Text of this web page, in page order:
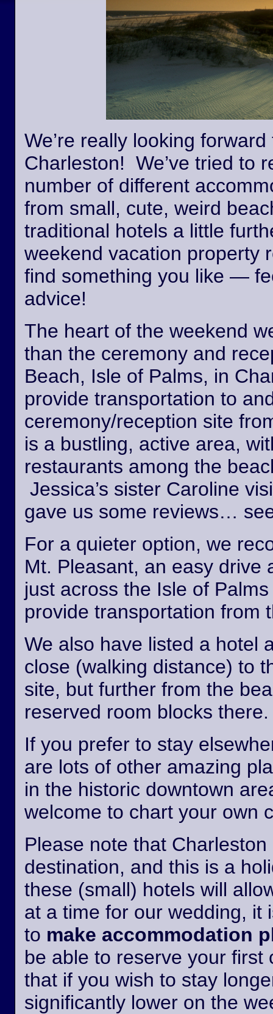
We’re really looking
Charleston! We’ve tried to
number of different
from small, cute, weird
traditional hotels a little
weekend vacation property
find something you like —
advice!
The heart of the weekend
than the ceremony and
Beach, Isle of Palms, in
provide transportation to
ceremony/reception site
is a bustling, active area,
restaurants among the
Jessica’s sister Caroline
gave us some reviews…
For a quieter option, we
Mt. Pleasant, an easy drive
just across the Isle of
provide transportation from
We also have listed a hotel
close (walking distance) to
site, but further from the
reserved room blocks there.
If you prefer to stay
are lots of other amazing
in the historic downtown
welcome to chart your own
Please note that
destination, and this is a
these (small) hotels will
at a time for our wedding, it
to make accommodation
be able to reserve your first
that if you wish to stay
significantly lower on the